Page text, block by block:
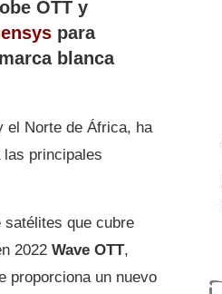
OTT y
para
blanca
el Norte de África, ha
principales
satélites que cubre
2022 Wave OTT,
proporciona un nuevo